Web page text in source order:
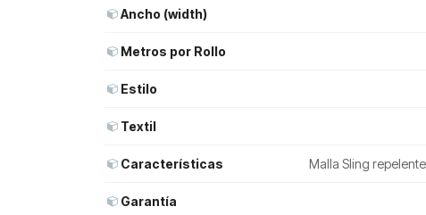
Ancho (width)
Metros por Rollo
Estilo
Textil
Características Malla Sling
Garantía